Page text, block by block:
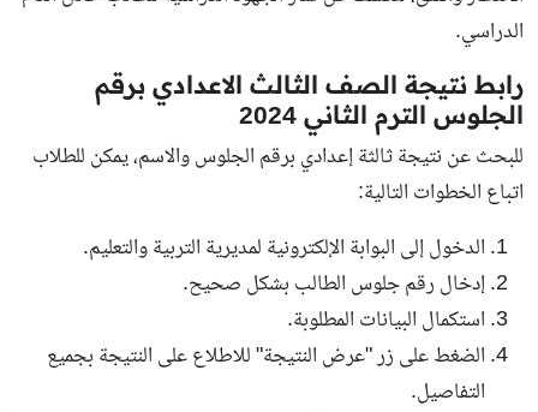
الدراسي.
رابط نتيجة الصف الثالث الاعدادي برقم
الجلوس الترم الثاني 2024
للبحث عن نتيجة ثالثة إعدادي برقم الجلوس والاسم، يمكن للطلاب
اتباع الخطوات التالية:
الدخول إلى البوابة الإلكترونية لمديرية التربية والتعليم.
إدخال رقم جلوس الطالب بشكل صحيح.
استكمال البيانات المطلوبة.
الضغط على زر "عرض النتيجة" للاطلاع على النتيجة بجميع
التفاصيل.